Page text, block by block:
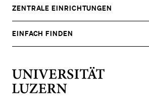
UNTERMENÜ
ZENTRALE EINRICHTUNGEN
ZEIGE
DAS
UNTERMENÜ
EINFACH FINDEN
ZEIGE
DAS